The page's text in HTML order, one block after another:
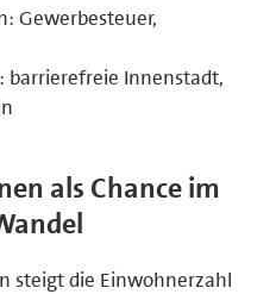
Gewerbesteuer,
barrierefreie Innenstadt,
als Chance im
steigt die Einwohnerzahl